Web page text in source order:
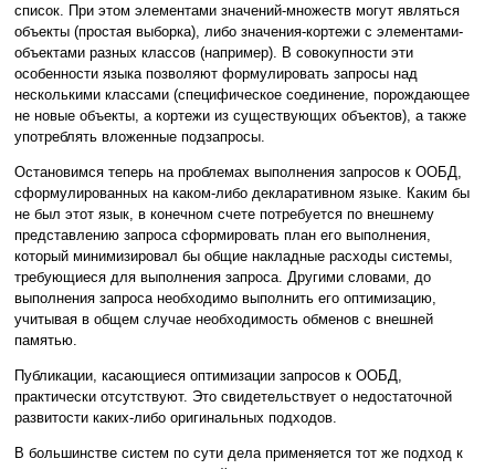
список. При этом элементами значений-множеств могут являться
объекты (простая выборка), либо значения-кортежи с элементами-
объектами разных классов (например). В совокупности эти
особенности языка позволяют формулировать запросы над
несколькими классами (специфическое соединение, порождающее
не новые объекты, а кортежи из существующих объектов), а также
употреблять вложенные подзапросы.
Остановимся теперь на проблемах выполнения запросов к ООБД,
сформулированных на каком-либо декларативном языке. Каким бы
не был этот язык, в конечном счете потребуется по внешнему
представлению запроса сформировать план его выполнения,
который минимизировал бы общие накладные расходы системы,
требующиеся для выполнения запроса. Другими словами, до
выполнения запроса необходимо выполнить его оптимизацию,
учитывая в общем случае необходимость обменов с внешней
памятью.
Публикации, касающиеся оптимизации запросов к ООБД,
практически отсутствуют. Это свидетельствует о недостаточной
развитости каких-либо оригинальных подходов.
В большинстве систем по сути дела применяется тот же подход к